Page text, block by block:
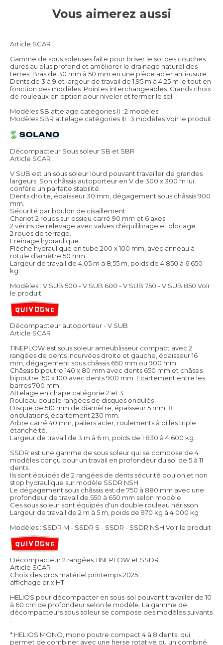
Vous aimerez aussi
Article SCAR
Gamme de sous soleuses faite pour briser le sol des couches
dures au plus profond et améliorer le drainage naturel des
terres. Bras de 30 mm à 50 mm en une pièce acier anti-usure.
Dents de 3 à 9 et largeur de travail de 1,95 m à 4,25 m le tout en
fonction des modèles. Pointes interchangeables. Grands choix
de rouleaux en option pour niveler et fermer le sol.
Modèles SB attelage catégories II : 2 modèles
Modèles SBR attelage catégories III : 3 modèlesVoir le produit
Décompacteur Sous soleur SB et SBR
Article SCAR
V SUB est un sous soleur lourd pouvant travailler de grandes
largeurs. Son châssis autoporteur en V de 300 x 300 m lui
confère un parfaite stabilité.
Dents droite, épaisseur 30 mm, dégagement sous châssis 900
mm.
Sécurité par boulon de cisaillement.
Chariot 2 roues sur essieu carré 90 mm et 6 axes.
2 vérins de relevage avec valves d'équilibrage et blocage.
2 roues de terrage.
Freinage hydraulique.
Flèche hydraulique en tube 200 x 100 mm, avec anneau à
rotule diamètre 50 mm.
Largeur de travail de 4,05 m à 8,55 m, poids de 4 850 à 6 650
kg.
Modèles : V SUB 500 - V SUB 600 - V SUB 750 - V SUB 850 Voir
le produit
Décompacteur autoporteur - V SUB
Article SCAR
TINEPLOW est sous soleur ameublisseur compact avec 2
rangées de dents incurvées droite et gauche, épaisseur 16
mm, dégagement sous châssis 650 mm ou 900 mm.
Châssis bipoutre 140 x 80 mm avec dents 650 mm et châssis
bipoutre 150 x 100 avec dents 900 mm. Ecartement entre les
barres 700 mm.
Attelage en chape catégorie 2 et 3.
Rouleau double rangées de disques ondulés
Disque de 510 mm de diamètre, épaisseur 5 mm, 8
ondulations, écartement 230 mm.
Arbre carré 40 mm, paliers acier, roulements à billes triple
étanchéité.
Largeur de travail de 3 m à 6 m, poids de 1 830 à 4 600 kg.
SSDR est une gamme de sous soleur qui se compose de 4
modèles conçu pour un travail en profondeur du sol de 5 à 11
dents.
Ils sont équipés de 2 rangées de dents sécurité boulon et non
stop hydraulique sur modèle SSDR NSH.
Le dégagement sous châssis est de 750 à 880 mm avec une
profondeur de travail de 550 à 650 mm selon modèle.
Ces sous soleur sont équipés d'un double rouleau hérisson.
Largeur de travail de 2 m à 5 m, poids de 970 kg à 4 000 kg
Modèles : SSDR M - SSDR S - SSDR - SSDR NSH Voir le produit
Décompacteur 2 rangées TINEPLOW et SSDR
Article SCAR
Choix des pros matériel printemps 2025
affichage prix HT
HELIOS pour décompacter en sous-sol pouvant travailler de 10
à 60 cm de profondeur selon le modèle. La gamme de
décompacteurs sous soleur se compose des modèles suivants
:
* HELIOS MONO, mono poutre compact 4 à 8 dents, qui
permet de combiner avec une herse rotative ou un combiné